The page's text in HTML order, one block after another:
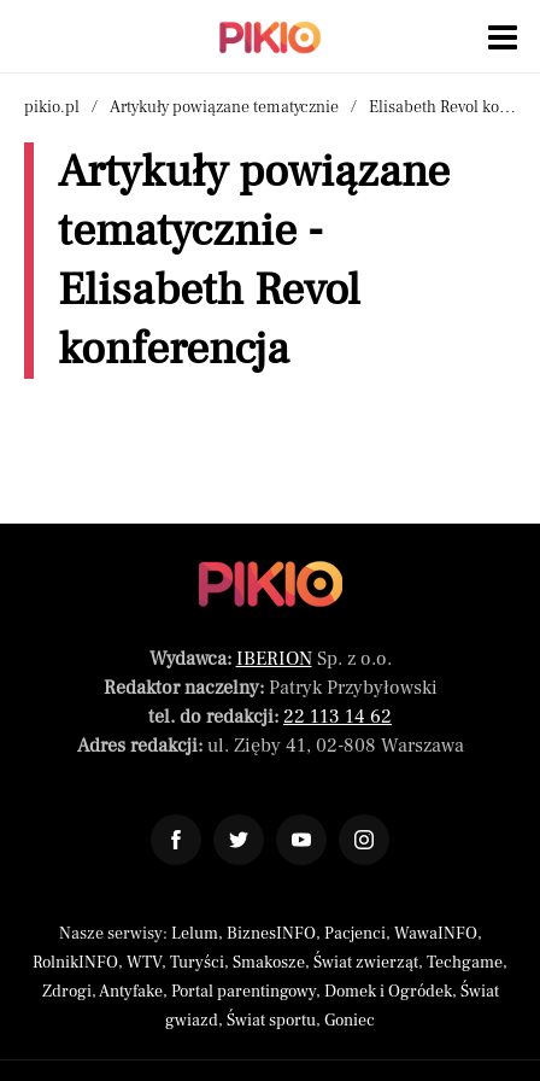
pikio.pl Artykuły powiązane tematycznie Elisabeth Revol konferencja
Artykuły powiązane
tematycznie -
Elisabeth Revol
konferencja
Wydawca: IBERIONSp. z o.o.
Redaktor naczelny:Patryk Przybyłowski
tel. do redakcji: 22 113 14 62
Adres redakcji:ul. Zięby 41, 02-808 Warszawa
Nasze serwisy: Lelum, BiznesINFO, Pacjenci, WawaINFO,
RolnikINFO, WTV, Turyści, Smakosze, Świat zwierząt, Techgame,
Zdrogi,Antyfake, Portal parentingowy, Domek i Ogródek, Świat
gwiazd, Świat sportu, Goniec